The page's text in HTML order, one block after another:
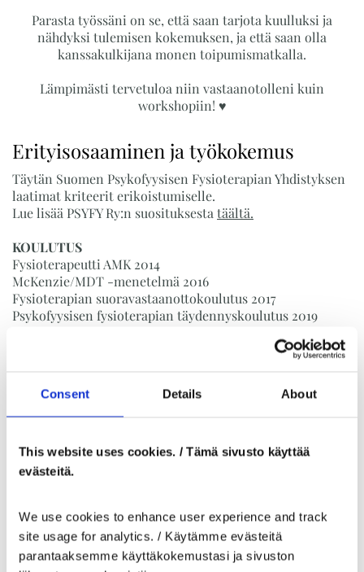
Consent Details About
This website uses cookies. / Tämä sivusto käyttää
evästeitä.
We use cookies to enhance user experience and track
site usage for analytics. / Käytämme evästeitä
parantaaksemme käyttäkokemustasi ja sivuston
Parasta työssäni on se, että saan tarjota kuulluksi ja
nähdyksi tulemisen kokemuksen, ja että saan olla
kanssakulkijana monen toipumismatkalla.
Lämpimästi tervetuloa niin vastaanotolleni kuin
workshopiin! ♥
Erityisosaaminen ja työkokemus
Täytän Suomen Psykofyysisen Fysioterapian Yhdistyksen
laatimat kriteerit erikoistumiselle.
Lue lisää PSYFY Ry:n suosituksesta täältä.
KOULUTUS
Fysioterapeutti AMK 2014
McKenzie/MDT -menetelmä 2016
Fysioterapian suoravastaanottokoulutus 2017
Psykofyysisen fysioterapian täydennyskoulutus 2019
Tanssi-liiketerapian erikoistumisopinnot 2021
Vireysvalmentaja
(NPTI)® 2024
lisäksi olen käynyt erinäisiä koulutuksia liittyen
psykofyysiseen kivunhoitoon sekä tietoisuustaitojen ja
Olen käynyt useampia lyhyempiä tuki- ja
liikuntaelinfysioterapian koulutuksia mm. terapeuttiseen
harjoitteluun ja faskiatekniikoihin liittyen.